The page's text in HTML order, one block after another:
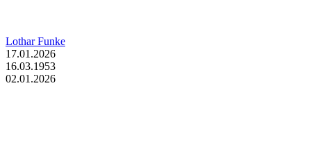
Lothar Funke
17.01.2026
16.03.1953
02.01.2026